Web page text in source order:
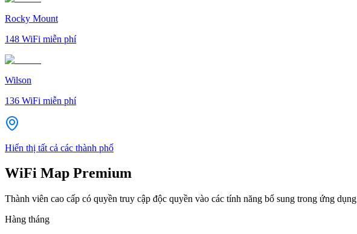
Rocky Mount
148 WiFi miễn phí
Wilson
136 WiFi miễn phí
Hiển thị tất cả các thành phố
WiFi Map Premium
Thành viên cao cấp có quyền truy cập độc quyền vào các tính năng bổ sung trong ứng dụng
Hàng tháng